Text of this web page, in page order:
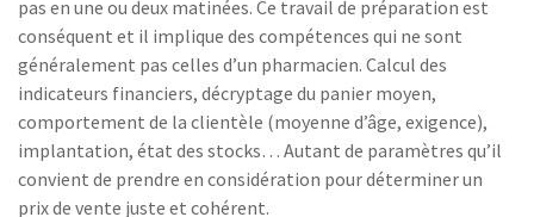
pas en une ou deux matinées. Ce travail de préparation est
conséquent et il implique des compétences qui ne sont
généralement pas celles d’un pharmacien. Calcul des
indicateurs financiers, décryptage du panier moyen,
comportement de la clientèle (moyenne d’âge, exigence),
implantation, état des stocks… Autant de paramètres qu’il
convient de prendre en considération pour déterminer un
prix de vente juste et cohérent.